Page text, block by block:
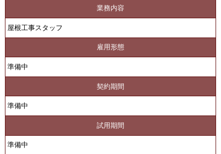
業務内容
屋根工事スタッフ
雇用形態
準備中
契約期間
準備中
試用期間
準備中